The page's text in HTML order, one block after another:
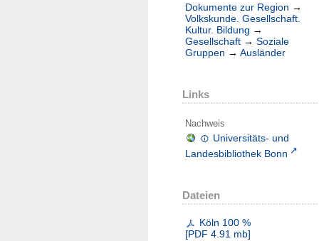
Dokumente zur Region →
Volkskunde. Gesellschaft.
Kultur. Bildung →
Gesellschaft → Soziale
Gruppen → Ausländer
Links
Nachweis
Universitäts- und
Landesbibliothek Bonn
Dateien
Köln 100 %
[PDF 4.91 mb]